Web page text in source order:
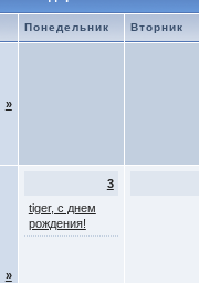
Понедельник Вторник
»
»
3
tiger, с днем
рождения!